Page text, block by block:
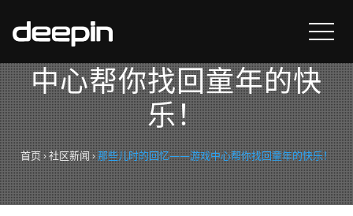
那些儿时的回忆——游戏
中心帮你找回童年的快
乐！
首页›社区新闻›那些儿时的回忆——游戏中心帮你找回童年的快乐！